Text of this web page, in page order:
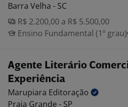
Barra Velha - SC
R$ 2.200,00 a R$ 5.500,00
Ensino Fundamental (1º grau)
Agente Literário
Experiência
Marupiara Editoração
Praia Grande - SP